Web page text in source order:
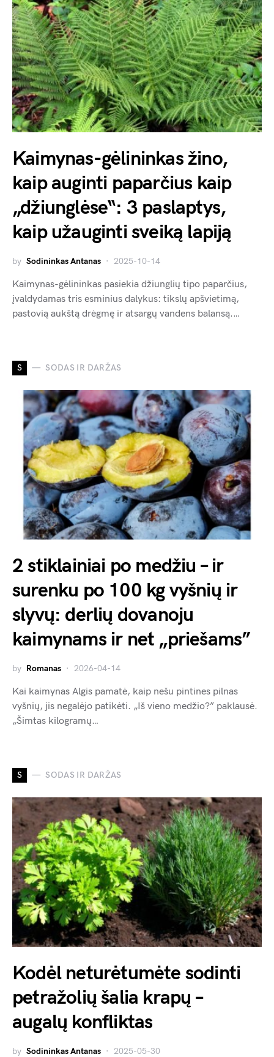
Kaimynas-gėlininkas žino,
kaip auginti paparčius kaip
„džiunglėse“: 3 paslaptys,
kaip užauginti sveiką lapiją
by Sodininkas Antanas 2025-10-14
Kaimynas-gėlininkas pasiekia džiunglių tipo paparčius,
įvaldydamas tris esminius dalykus: tikslų apšvietimą,
pastovią aukštą drėgmę ir atsargų vandens balansą.…
S SODAS IR DARŽAS
2 stiklainiai po medžiu – ir
surenku po 100 kg vyšnių ir
slyvų: derlių dovanoju
kaimynams ir net „priešams”
by Romanas 2026-04-14
Kai kaimynas Algis pamatė, kaip nešu pintines pilnas
vyšnių, jis negalėjo patikėti. „Iš vieno medžio?” paklausė.
„Šimtas kilogramų…
S SODAS IR DARŽAS
Kodėl neturėtumėte sodinti
petražolių šalia krapų –
augalų konfliktas
by Sodininkas Antanas 2025-05-30